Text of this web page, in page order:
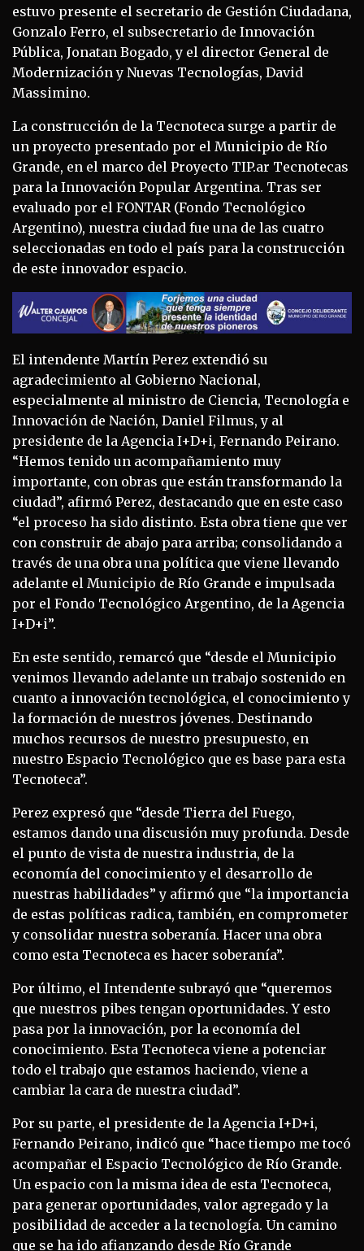
estuvo presente el secretario de Gestión Ciudadana,
Gonzalo Ferro, el subsecretario de Innovación
Pública, Jonatan Bogado, y el director General de
Modernización y Nuevas Tecnologías, David
Massimino.
La construcción de la Tecnoteca surge a partir de
un proyecto presentado por el Municipio de Río
Grande, en el marco del Proyecto TIP.ar Tecnotecas
para la Innovación Popular Argentina. Tras ser
evaluado por el FONTAR (Fondo Tecnológico
Argentino), nuestra ciudad fue una de las cuatro
seleccionadas en todo el país para la construcción
de este innovador espacio.
El intendente Martín Perez extendió su
agradecimiento al Gobierno Nacional,
especialmente al ministro de Ciencia, Tecnología e
Innovación de Nación, Daniel Filmus, y al
presidente de la Agencia I+D+i, Fernando Peirano.
“Hemos tenido un acompañamiento muy
importante, con obras que están transformando la
ciudad”, afirmó Perez, destacando que en este caso
“el proceso ha sido distinto. Esta obra tiene que ver
con construir de abajo para arriba; consolidando a
través de una obra una política que viene llevando
adelante el Municipio de Río Grande e impulsada
por el Fondo Tecnológico Argentino, de la Agencia
I+D+i”.
En este sentido, remarcó que “desde el Municipio
venimos llevando adelante un trabajo sostenido en
cuanto a innovación tecnológica, el conocimiento y
la formación de nuestros jóvenes. Destinando
muchos recursos de nuestro presupuesto, en
nuestro Espacio Tecnológico que es base para esta
Tecnoteca”.
Perez expresó que “desde Tierra del Fuego,
estamos dando una discusión muy profunda. Desde
el punto de vista de nuestra industria, de la
economía del conocimiento y el desarrollo de
nuestras habilidades” y afirmó que “la importancia
de estas políticas radica, también, en comprometer
y consolidar nuestra soberanía. Hacer una obra
como esta Tecnoteca es hacer soberanía”.
Por último, el Intendente subrayó que “queremos
que nuestros pibes tengan oportunidades. Y esto
pasa por la innovación, por la economía del
conocimiento. Esta Tecnoteca viene a potenciar
todo el trabajo que estamos haciendo, viene a
cambiar la cara de nuestra ciudad”.
Por su parte, el presidente de la Agencia I+D+i,
Fernando Peirano, indicó que “hace tiempo me tocó
acompañar el Espacio Tecnológico de Río Grande.
Un espacio con la misma idea de esta Tecnoteca,
para generar oportunidades, valor agregado y la
posibilidad de acceder a la tecnología. Un camino
que se ha ido afianzando desde Río Grande